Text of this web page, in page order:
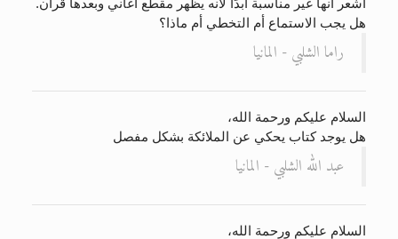
هل يجب الاستماع أم التخطي أم ماذا؟
راما الشلبي - المانيا
السلام عليكم ورحمة الله،
هل يوجد كتاب يحكي عن الملائكة بشكل مفصل
عبد الله الشلبي - المانيا
السلام عليكم ورحمة الله،